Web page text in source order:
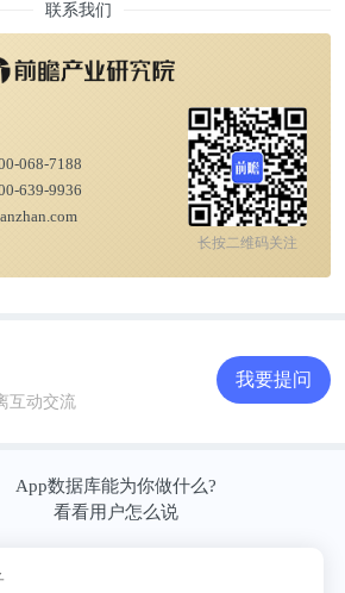
析详见前瞻产业研究院《中国餐饮
产业招商、产业图
智慧招商系统 行业地位证明、
需转载引用本篇文章内容，请注明
业研究院）。
在
联系我们
068-7188
639-9936
长按二维码关注
互动交流
我要提问
App数据库能为你做什么?
看看用户怎么说